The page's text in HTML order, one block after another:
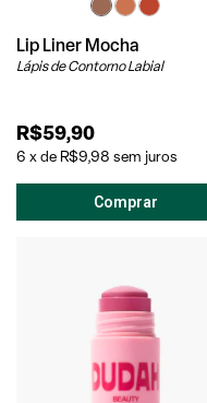
Lip Liner Mocha
Lápis de Contorno Labial
R$59,90
6 xde R$9,98 sem juros